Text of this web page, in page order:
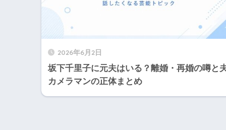
2026年6月2日
坂下千里子に元夫はいる？離婚・再婚の噂と
カメラマンの正体まとめ